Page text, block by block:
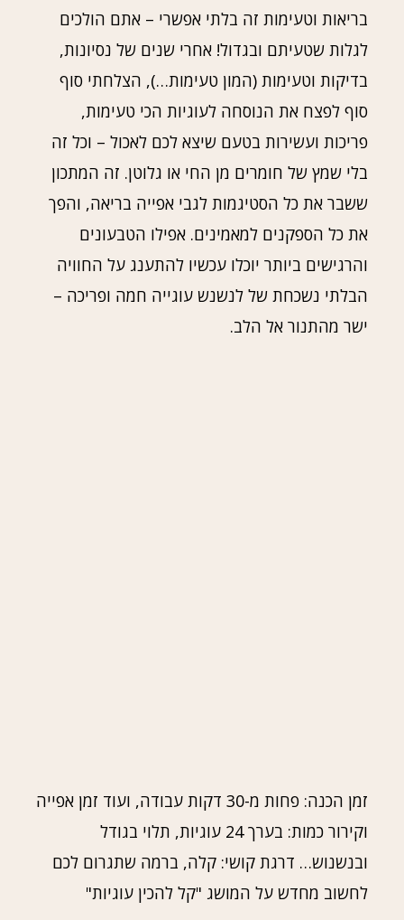
בריאות וטעימות זה בלתי אפשרי – אתם הולכים
לגלות שטעיתם ובגדול! אחרי שנים של נסיונות,
בדיקות וטעימות (המון טעימות…), הצלחתי סוף
סוף לפצח את הנוסחה לעוגיות הכי טעימות,
פריכות ועשירות בטעם שיצא לכם לאכול – וכל זה
בלי שמץ של חומרים מן החי או גלוטן. זה המתכון
ששבר את כל הסטיגמות לגבי אפייה בריאה, והפך
את כל הספקנים למאמינים. אפילו הטבעונים
והרגישים ביותר יוכלו עכשיו להתענג על החוויה
הבלתי נשכחת של לנשנש עוגייה חמה ופריכה –
ישר מהתנור אל הלב.
זמן הכנה: פחות מ-30 דקות עבודה, ועוד זמן אפייה
וקירור כמות: בערך 24 עוגיות, תלוי בגודל
ובנשנוש… דרגת קושי: קלה, ברמה שתגרום לכם
לחשוב מחדש על המושג "קל להכין עוגיות"